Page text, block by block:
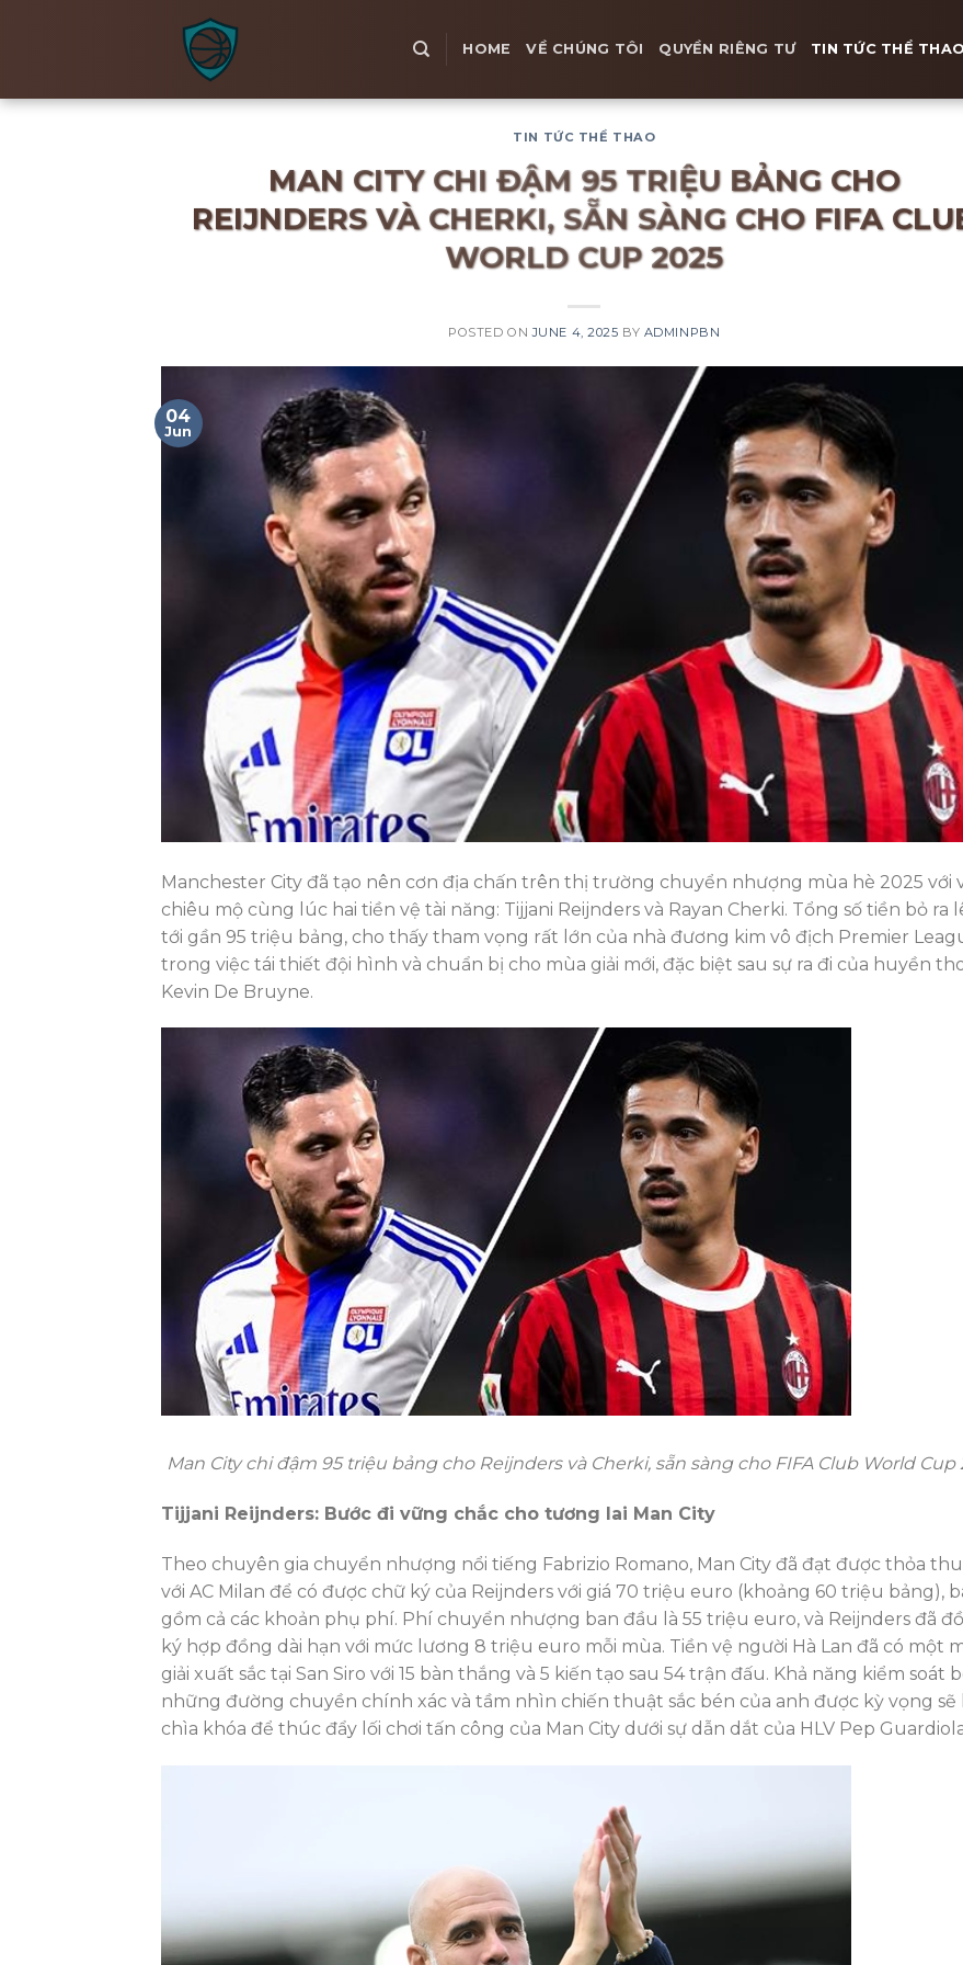
HOME VỀ CHÚNG TÔI QUYỀN RIÊNG TƯ TIN TỨC THỂ THAO
TIN TỨC THỂ THAO
MAN CITY CHI ĐẬM 95 TRIỆU BẢNG CHO
REIJNDERS VÀ CHERKI, SẴN SÀNG CHO FIFA
WORLD CUP 2025
POSTED ONJUNE 4, 2025 BY ADMINPBN
04
Jun
Manchester City đã tạo nên cơn địa chấn trên thị trường chuyển nhượng mùa hè 2025 với
chiêu mộ cùng lúc hai tiền vệ tài năng: Tijjani Reijnders và Rayan Cherki. Tổng số tiền bỏ ra
tới gần 95 triệu bảng, cho thấy tham vọng rất lớn của nhà đương kim vô địch Premier
trong việc tái thiết đội hình và chuẩn bị cho mùa giải mới, đặc biệt sau sự ra đi của huyền
Kevin De Bruyne.
Man City chi đậm 95 triệu bảng cho Reijnders và Cherki, sẵn sàng cho FIFA Club World Cup
Tijjani Reijnders: Bước đi vững chắc cho tương lai Man City
Theo chuyên gia chuyển nhượng nổi tiếng Fabrizio Romano, Man City đã đạt được thỏa
với AC Milan để có được chữ ký của Reijnders với giá 70 triệu euro (khoảng 60 triệu bảng),
gồm cả các khoản phụ phí. Phí chuyển nhượng ban đầu là 55 triệu euro, và Reijnders đã
ký hợp đồng dài hạn với mức lương 8 triệu euro mỗi mùa. Tiền vệ người Hà Lan đã có một
giải xuất sắc tại San Siro với 15 bàn thắng và 5 kiến tạo sau 54 trận đấu. Khả năng kiểm soát
những đường chuyền chính xác và tầm nhìn chiến thuật sắc bén của anh được kỳ vọng sẽ
chìa khóa để thúc đẩy lối chơi tấn công của Man City dưới sự dẫn dắt của HLV Pep